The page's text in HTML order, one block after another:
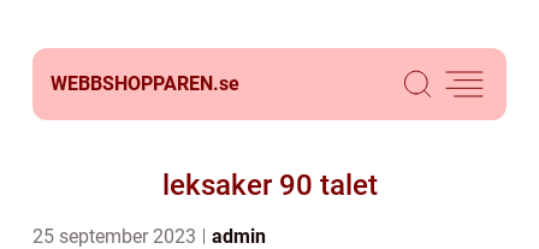
WEBBSHOPPAREN.se
leksaker 90 talet
25 september 2023 admin